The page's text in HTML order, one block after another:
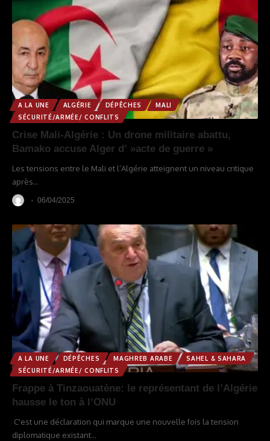
A LA UNE ALGÉRIE DÉPÊCHES
MALI
SÉCURITÉ/ARMÉE/ CONFLITS
Crise Mali-Algérie : Un drone militaire abattu,
Bamako accuse Alger d’ »acte de guerre »
Les tensions entre le Mali et l’Algérie atteignent un niveau critique
après…
06/04/2025
A LA UNE DÉPÊCHES MAGHREB ARABE
SAHEL & SAHARA
SÉCURITÉ/ARMÉE/ CONFLITS
Frappe à Tinzaouatène: le représentant de l’Algérie
hausse le ton à l’ONU
C'est une déclaration qui marque une nouvelle fois la tension
diplomatique existant…